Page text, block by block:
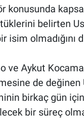
konusunda
belirten
isim olmadığını
ve Aykut
de değinen
birkaç gün
bir süreç